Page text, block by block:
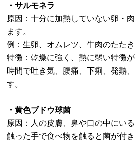
・サルモネラ
原因：十分に加熱していない卵・
ます。
例：生卵、オムレツ、牛肉のたた
特徴：乾燥に強く、熱に弱い特徴
時間で吐き気、腹痛、下痢、発熱
す。
・黄色ブドウ球菌
原因：人の皮膚、鼻や口の中にい
触った手で食べ物を触ると菌が付